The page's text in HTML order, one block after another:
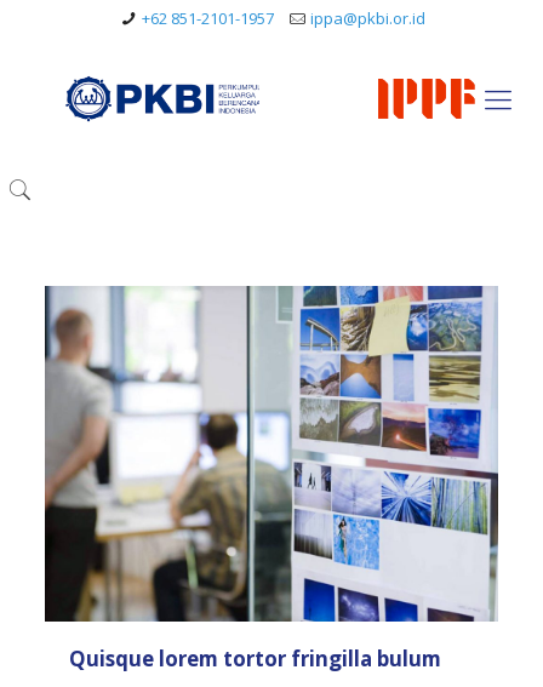
+62 851-2101-1957 ippa@pkbi.or.id
Quisque lorem tortor fringilla bulum